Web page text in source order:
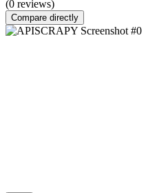
(0 reviews)
Compare directly